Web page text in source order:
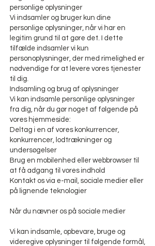
personlige oplysninger
Vi indsamler og bruger kun dine
personlige oplysninger, når vi har en
legitim grund til at gøre det. I dette
tilfælde indsamler vi kun
personoplysninger, der med rimelighed er
nødvendige for at levere vores tjenester
til dig.
Indsamling og brug af oplysninger
Vi kan indsamle personlige oplysninger
fra dig, når du gør noget af følgende på
vores hjemmeside:
Deltag i en af vores konkurrencer,
konkurrencer, lodtrækninger og
undersøgelser
Brug en mobilenhed eller webbrowser til
at få adgang til vores indhold
Kontakt os via e-mail, sociale medier eller
på lignende teknologier
Når du nævner os på sociale medier
Vi kan indsamle, opbevare, bruge og
videregive oplysninger til følgende formål,